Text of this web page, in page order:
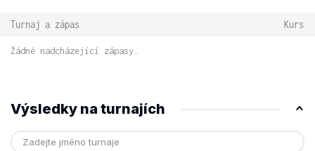
Turnaj a zápas Kurs
Žádné nadcházející zápasy.
Výsledky na turnajích